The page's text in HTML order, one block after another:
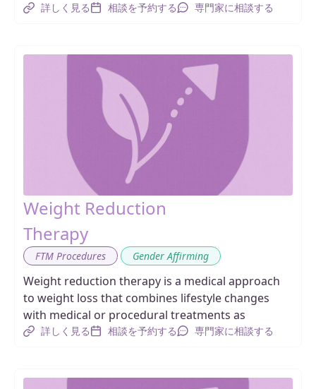
詳しく見る 相談を予約する 専門家に相談する
Weight Reduction
Therapy
FTM Procedures Gender Affirming
Weight reduction therapy is a medical approach
to weight loss that combines lifestyle changes
with medical or procedural treatments as
詳しく見る 相談を予約する 専門家に相談する